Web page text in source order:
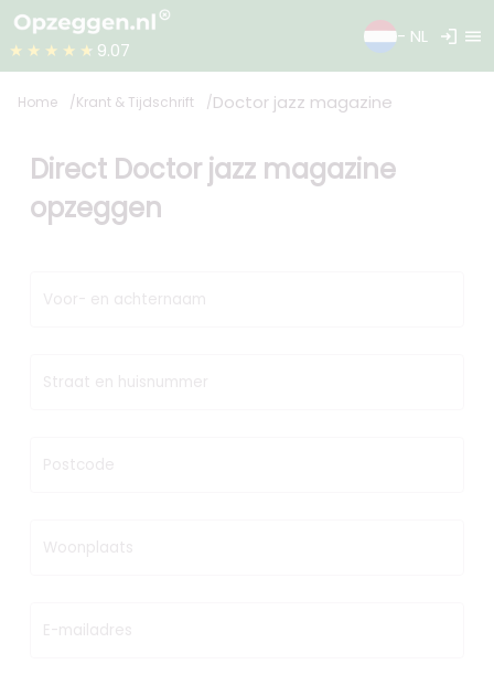
★★★★★ 9.07
- NL login menu
Home Krant & Tijdschrift Doctor jazz magazine
Direct Doctor jazz magazine
opzeggen
Voor- en achternaam
Straat en huisnummer
Postcode
Woonplaats
E-mailadres